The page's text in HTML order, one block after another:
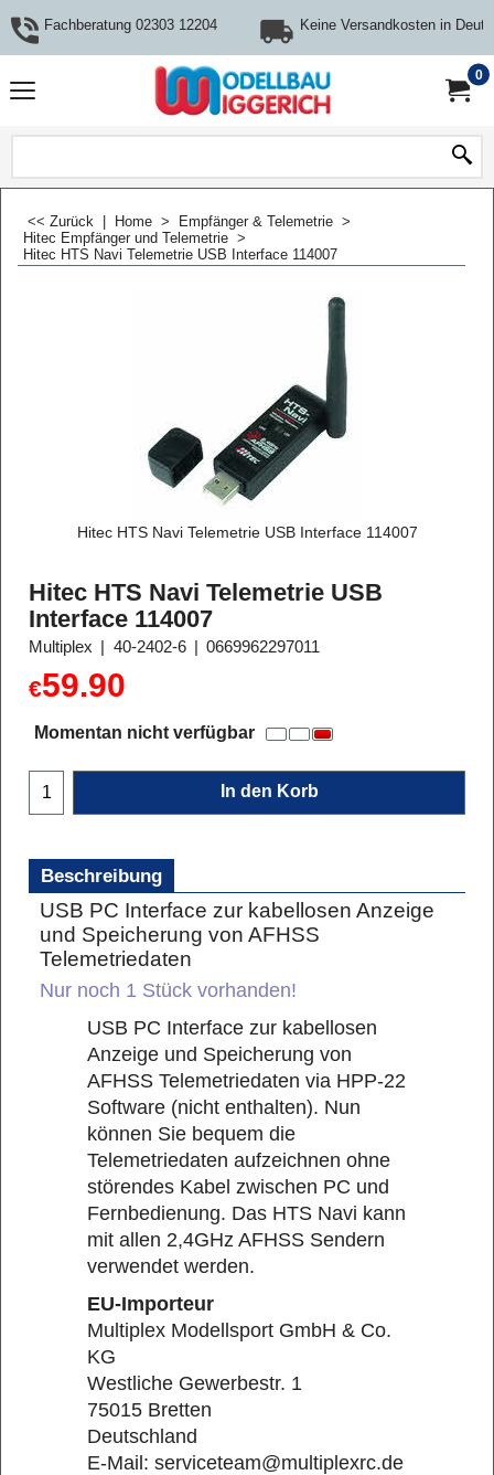
Fachberatung 02303 12204 Keine Versandkosten in
0
<< Zurück Home > Empfänger & Telemetrie >
Hitec Empfänger und Telemetrie >
Hitec HTS Navi Telemetrie USB Interface 114007
Hitec HTS Navi Telemetrie USB Interface 114007
Hitec HTS Navi Telemetrie USB
Interface 114007
Multiplex 40-2402-6 0669962297011
€59.90
Momentan nicht verfügbar
In den Korb
Beschreibung
USB PC Interface zur kabellosen Anzeige
und Speicherung von AFHSS
Telemetriedaten
Nur noch 1 Stück vorhanden!
USB PC Interface zur kabellosen
Anzeige und Speicherung von
AFHSS Telemetriedaten via HPP-22
Software (nicht enthalten). Nun
können Sie bequem die
Telemetriedaten aufzeichnen ohne
störendes Kabel zwischen PC und
Fernbedienung. Das HTS Navi kann
mit allen 2,4GHz AFHSS Sendern
verwendet werden.
EU-Importeur
Multiplex Modellsport GmbH & Co.
KG
Westliche Gewerbestr. 1
75015 Bretten
Deutschland
E-Mail: serviceteam@multiplexrc.de